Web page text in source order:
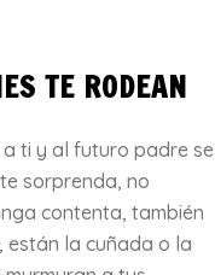
TE RODEAN
ti y al futuro padre se
sorprenda, no
contenta, también
están la cuñada o la